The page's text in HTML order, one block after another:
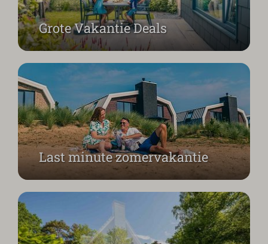
Grote Vakantie Deals
Last minute zomervakantie
Vakantie met bestemming onbekend
Verleng jouw zomer